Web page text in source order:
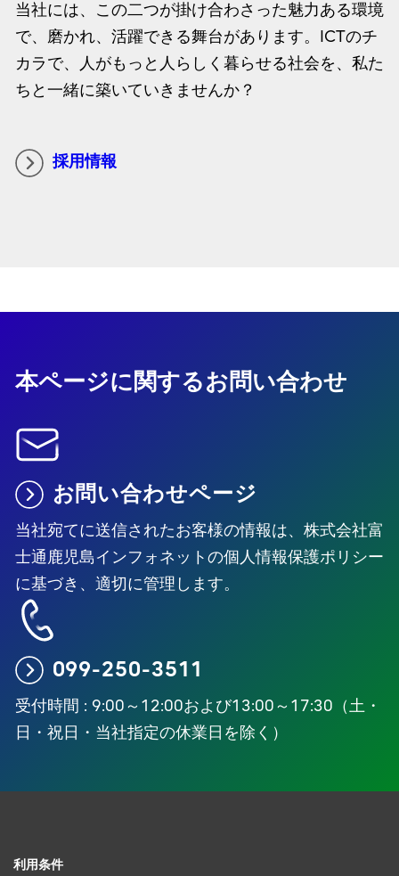
当社には、この二つが掛け合わさった魅力ある環境
で、磨かれ、活躍できる舞台があります。ICTのチ
カラで、人がもっと人らしく暮らせる社会を、私た
ちと一緒に築いていきませんか？
採用情報
本ページに関するお問い合わせ
お問い合わせページ
当社宛てに送信されたお客様の情報は、株式会社富
士通鹿児島インフォネットの個人情報保護ポリシー
に基づき、適切に管理します。
099-250-3511
受付時間 : 9:00～12:00および13:00～17:30（土・
日・祝日・当社指定の休業日を除く）
利用条件